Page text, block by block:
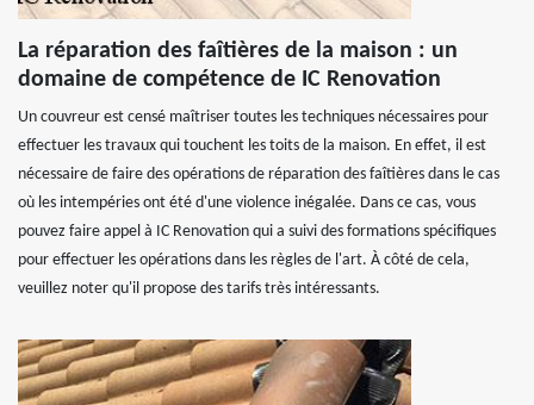
La réparation des faîtières de la maison : un
domaine de compétence de IC Renovation
Un couvreur est censé maîtriser toutes les techniques nécessaires pour
effectuer les travaux qui touchent les toits de la maison. En effet, il est
nécessaire de faire des opérations de réparation des faîtières dans le cas
où les intempéries ont été d'une violence inégalée. Dans ce cas, vous
pouvez faire appel à IC Renovation qui a suivi des formations spécifiques
pour effectuer les opérations dans les règles de l'art. À côté de cela,
veuillez noter qu'il propose des tarifs très intéressants.